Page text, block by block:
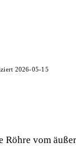
2026-05-15
Röhre vom